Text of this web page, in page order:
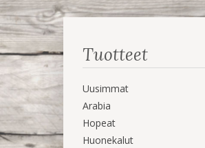
Tuotteet
Uusimmat
Arabia
Hopeat
Huonekalut